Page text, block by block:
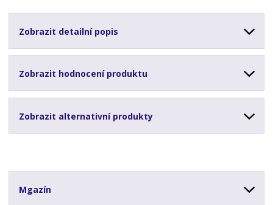
Zobrazit detailní popis
Zobrazit hodnocení produktu
Zobrazit alternativní produkty
Mgazín